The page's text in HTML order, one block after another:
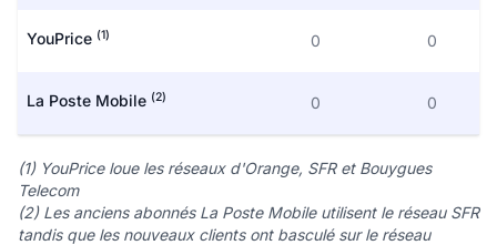
YouPrice (1) 0 0
La Poste Mobile (2) 0 0
(1) YouPrice loue les réseaux d'Orange, SFR et Bouygues
Telecom
(2) Les anciens abonnés La Poste Mobile utilisent le réseau SFR
tandis que les nouveaux clients ont basculé sur le réseau